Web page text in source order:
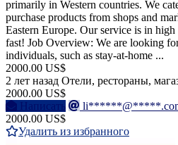
primarily in Western countries. We
purchase products from shops and
Eastern Europe. Our service is in
fast! Job Overview: We are looking
individuals, such as stay-at-home ...
2000.00 US$
2 лет назад Отели, рестораны,
2000.00 US$
Написать
2000.00 US$
Удалить из избранного